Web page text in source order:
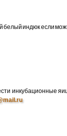
белый индюк если
инкубационные